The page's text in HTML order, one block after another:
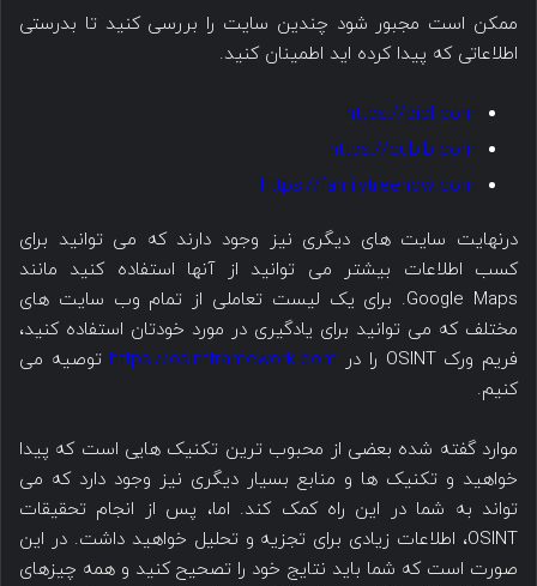
ممکن است مجبور شود چندین سایت را بررسی کنید تا بدرستی
اطلاعاتی که پیدا کرده اید اطمینان کنید.
https://pipl.com
https://cubib.com
https://familytreenow.com
درنهایت سایت های دیگری نیز وجود دارند که می توانید برای
کسب اطلاعات بیشتر می توانید از آنها استفاده کنید مانند
Google Maps. برای یک لیست تعاملی از تمام وب سایت های
مختلف که می توانید برای یادگیری در مورد خودتان استفاده کنید،
فریم ورک OSINT را در
https://osintframework.com توصیه می
کنیم.
موارد گفته شده بعضی از محبوب ترین تکنیک هایی است که پیدا
خواهید و تکنیک ها و منابع بسیار دیگری نیز وجود دارد که می
تواند به شما در این راه کمک کند. اما، پس از انجام تحقیقات
OSINT، اطلاعات زیادی برای تجزیه و تحلیل خواهید داشت. در این
صورت است که شما باید نتایج خود را تصحیح کنید و همه چیزهای